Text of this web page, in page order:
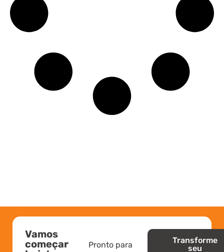
Vamos
começar
Pronto para
Transforme
seu